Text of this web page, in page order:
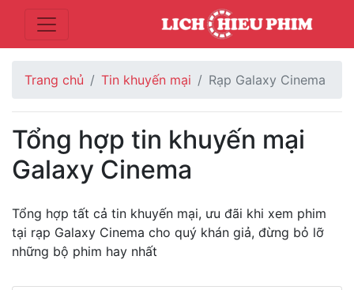
Trang chủ Tin khuyến mại Rạp Galaxy Cinema
Tổng hợp tin khuyến mại
Galaxy Cinema
Tổng hợp tất cả tin khuyến mại, ưu đãi khi xem phim
tại rạp Galaxy Cinema cho quý khán giả, đừng bỏ lỡ
những bộ phim hay nhất